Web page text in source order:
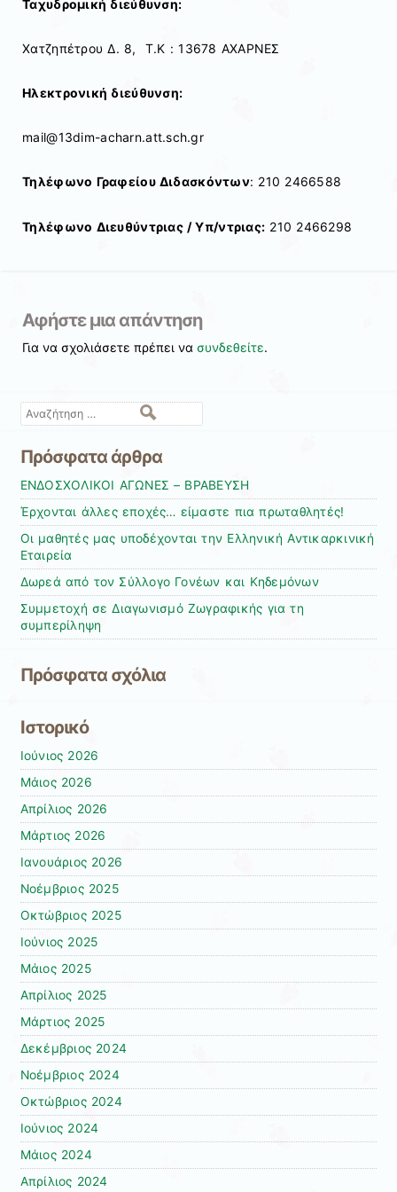
Ταχυδρομική διεύθυνση:
Χατζηπέτρου Δ. 8, Τ.Κ : 13678 ΑΧΑΡΝΕΣ
Ηλεκτρονική διεύθυνση:
mail@13dim-acharn.att.sch.gr
Τηλέφωνο Γραφείου Διδασκόντων: 210 2466588
Τηλέφωνο Διευθύντριας / Υπ/ντριας: 210 2466298
Αφήστε μια απάντηση
Για να σχολιάσετε πρέπει νασυνδεθείτε.
Αναζήτηση
Πρόσφατα άρθρα
ΕΝΔΟΣΧΟΛΙΚΟΙ ΑΓΩΝΕΣ – ΒΡΑΒΕΥΣΗ
Έρχονται άλλες εποχές… είμαστε πια πρωταθλητές!
Οι μαθητές μας υποδέχονται την Ελληνική Αντικαρκινική
Εταιρεία
Δωρεά από τον Σύλλογο Γονέων και Κηδεμόνων
Συμμετοχή σε Διαγωνισμό Ζωγραφικής για τη
συμπερίληψη
Πρόσφατα σχόλια
Ιστορικό
Ιούνιος 2026
Μάιος 2026
Απρίλιος 2026
Μάρτιος 2026
Ιανουάριος 2026
Νοέμβριος 2025
Οκτώβριος 2025
Ιούνιος 2025
Μάιος 2025
Απρίλιος 2025
Μάρτιος 2025
Δεκέμβριος 2024
Νοέμβριος 2024
Οκτώβριος 2024
Ιούνιος 2024
Μάιος 2024
Απρίλιος 2024